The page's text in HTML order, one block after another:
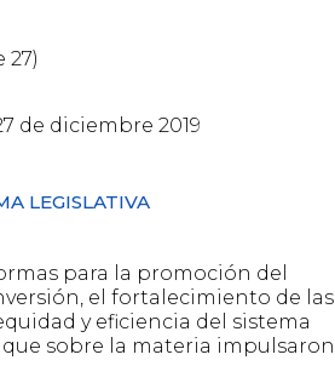
27)
de diciembre 2019
LEGISLATIVA
para la promoción del
el fortalecimiento de las
y eficiencia del sistema
sobre la materia impulsaron